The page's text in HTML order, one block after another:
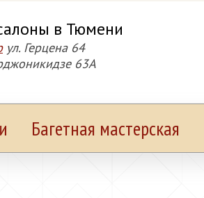
в Тюмени
ул. Герцена 64
63А
Багетная мастерская